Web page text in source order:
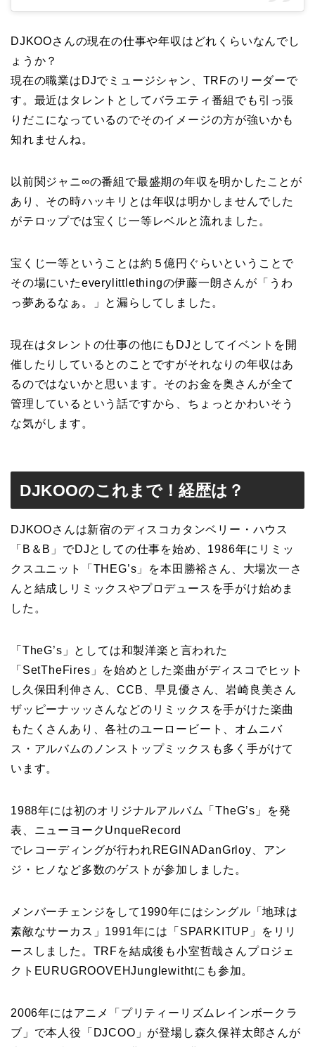
DJKOOさんの現在の仕事や年収はどれくらいなんでし
ょうか？
現在の職業はDJでミュージシャン、TRFのリーダーで
す。最近はタレントとしてバラエティ番組でも引っ張
りだこになっているのでそのイメージの方が強いかも
知れませんね。
以前関ジャニ∞の番組で最盛期の年収を明かしたことが
あり、その時ハッキリとは年収は明かしませんでした
がテロップでは宝くじ一等レベルと流れました。
宝くじ一等ということは約５億円ぐらいということで
その場にいたeverylittlethingの伊藤一朗さんが「うわ
っ夢あるなぁ。」と漏らしてしました。
現在はタレントの仕事の他にもDJとしてイベントを開
催したりしているとのことですがそれなりの年収はあ
るのではないかと思います。そのお金を奥さんが全て
管理しているという話ですから、ちょっとかわいそう
な気がします。
DJKOOのこれまで！経歴は？
DJKOOさんは新宿のディスコカタンベリー・ハウス
「B＆B」でDJとしての仕事を始め、1986年にリミッ
クスユニット「THEG’s」を本田勝裕さん、大場次一さ
んと結成しリミックスやプロデュースを手がけ始めま
した。
「TheG’s」としては和製洋楽と言われた
「SetTheFires」を始めとした楽曲がディスコでヒット
し久保田利伸さん、CCB、早見優さん、岩崎良美さん
ザッピーナッッさんなどのリミックスを手がけた楽曲
もたくさんあり、各社のユーロービート、オムニバ
ス・アルバムのノンストップミックスも多く手がけて
います。
1988年には初のオリジナルアルバム「TheG’s」を発
表、ニューヨークUnqueRecord
でレコーディングが行われREGINADanGrloy、アン
ジ・ヒノなど多数のゲストが参加しました。
メンバーチェンジをして1990年にはシングル「地球は
素敵なサーカス」1991年には「SPARKITUP」をリリ
ースしました。TRFを結成後も小室哲哉さんプロジェ
クトEURUGROOVEHJunglewithtにも参加。
2006年にはアニメ「プリティーリズムレインボークラ
ブ」で本人役「DJCOO」が登場し森久保祥太郎さんが